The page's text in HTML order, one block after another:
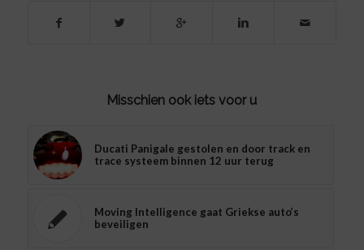
Misschien ook iets voor u
Ducati Panigale gestolen en door track en
trace systeem binnen 12 uur terug
Moving Intelligence gaat Griekse auto’s
beveiligen